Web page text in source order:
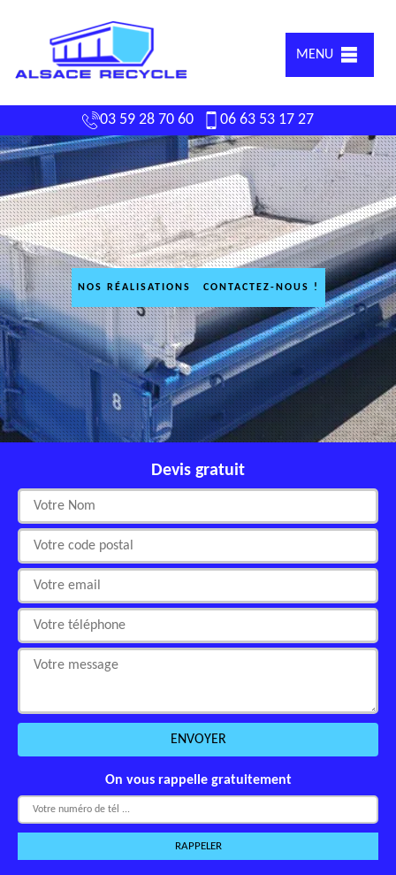
MENU
03 59 28 70 60 06 63 53 17 27
NOS RÉALISATIONS CONTACTEZ-NOUS !
Devis gratuit
On vous rappelle gratuitement